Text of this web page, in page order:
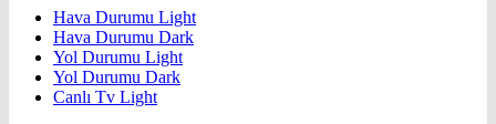
Hava Durumu Light
Hava Durumu Dark
Yol Durumu Light
Yol Durumu Dark
Canlı Tv Light